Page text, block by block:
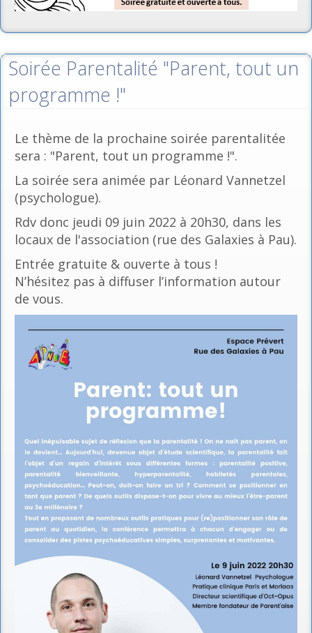
Soirée Parentalité "Parent, tout un
programme !"
Le thème de la prochaine soirée parentalitée
sera : "Parent, tout un programme !".
La soirée sera animée par Léonard Vannetzel
(psychologue).
Rdv donc jeudi 09 juin 2022 à 20h30, dans les
locaux de l'association (rue des Galaxies à Pau).
Entrée gratuite & ouverte à tous !
N’hésitez pas à diffuser l’information autour
de vous.